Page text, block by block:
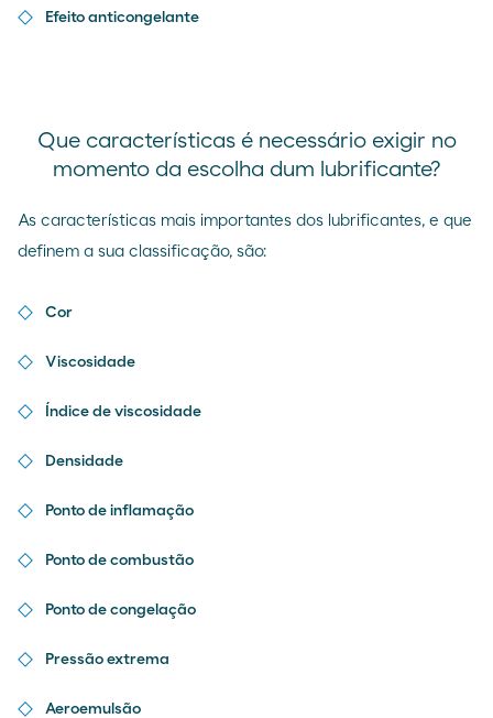
Efeito anticongelante
Que características é necessário exigir no
momento da escolha dum lubrificante?
As características mais importantes dos lubrificantes, e que
definem a sua classificação, são:
Cor
Viscosidade
Índice de viscosidade
Densidade
Ponto de inflamação
Ponto de combustão
Ponto de congelação
Pressão extrema
Aeroemulsão